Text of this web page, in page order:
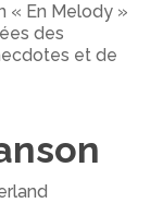
« En Melody »
des
et de